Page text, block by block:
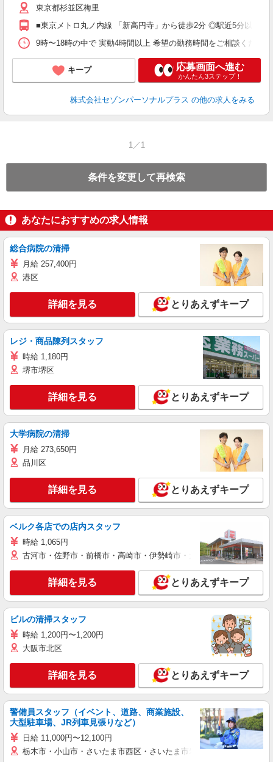
東京都杉並区梅里
■東京メトロ丸ノ内線 「新高円寺」から徒歩2分 ◎駅近5分以内
9時〜18時の中で 実動4時間以上 希望の勤務時間をご相談くだ
キープ 応募画面へ進む
かんたん3ステップ！
株式会社セゾンパーソナルプラス の他の求人をみる
1／1
条件を変更して再検索
あなたにおすすめの求人情報
総合病院の清掃
月給 257,400円
港区
詳細を見る とりあえずキープ
レジ・商品陳列スタッフ
時給 1,180円
堺市堺区
詳細を見る とりあえずキープ
大学病院の清掃
月給 273,650円
品川区
詳細を見る とりあえずキープ
ベルク各店での店内スタッフ
時給 1,065円
古河市・佐野市・前橋市・高崎市・伊勢崎市・太田市・館林市・藤
詳細を見る とりあえずキープ
ビルの清掃スタッフ
時給 1,200円〜1,200円
大阪市北区
詳細を見る とりあえずキープ
警備員スタッフ（イベント、道路、商業施設、
大型駐車場、JR列車見張りなど）
日給 11,000円〜12,100円
栃木市・小山市・さいたま市西区・さいたま市岩槻区・久喜市・蓮田